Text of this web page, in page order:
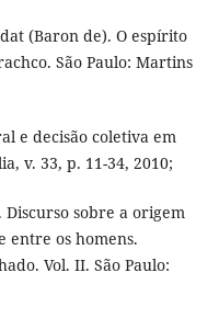
(Baron de). O espírito
São Paulo: Martins
e decisão coletiva em
v. 33, p. 11-34, 2010;
Discurso sobre a origem
entre os homens.
Vol. II. São Paulo: